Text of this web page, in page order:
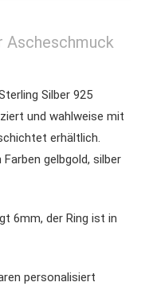
Silber 925
und wahlweise mit
erhältlich.
gelbgold, silber
6mm, der Ring ist in
personalisiert